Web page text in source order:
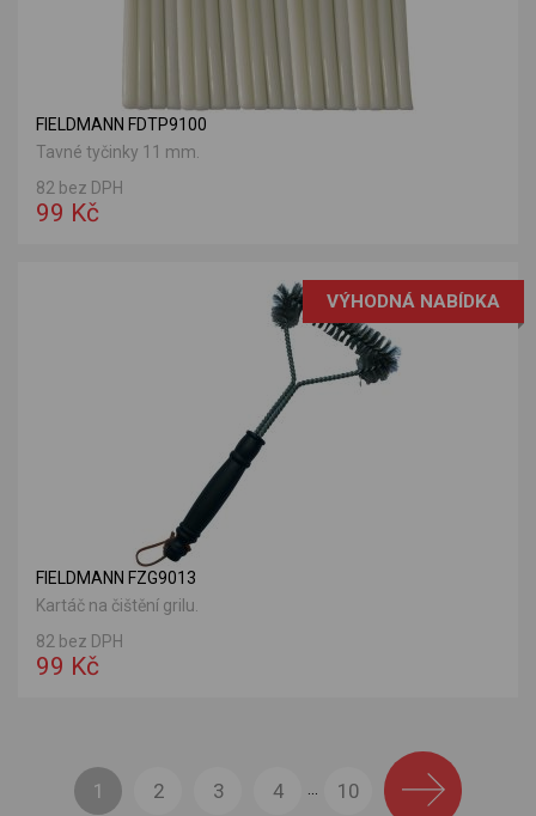
FIELDMANN FDTP9100
Tavné tyčinky 11 mm.
82 bez DPH
99 Kč
VÝHODNÁ NABÍDKA
FIELDMANN FZG9013
Kartáč na čištění grilu.
82 bez DPH
99 Kč
1 2 3 4 ... 10